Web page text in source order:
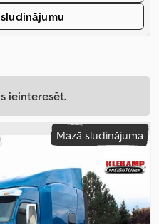
ieinteresēt.
Mazā sludinājuma